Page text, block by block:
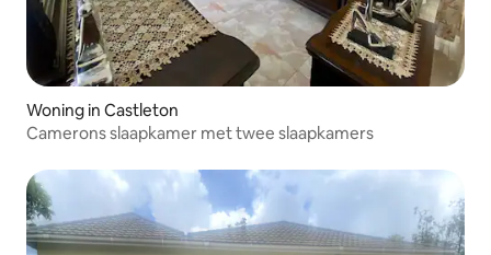
Woning in Castleton
Camerons slaapkamer met twee slaapkamers